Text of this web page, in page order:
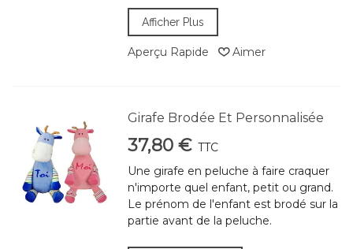
Afficher Plus
Aperçu Rapide Aimer
Girafe Brodée Et Personnalisée
37,80 € TTC
Une girafe en peluche à faire craquer
n'importe quel enfant, petit ou grand.
Le prénom de l'enfant est brodé sur la
partie avant de la peluche.